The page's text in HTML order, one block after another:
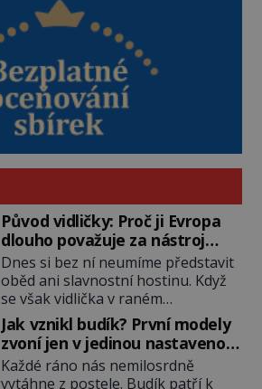
Původ vidličky: Proč ji Evropa
dlouho považuje za nástroj
samotného satana?
Dnes si bez ní neumíme představit
oběd ani slavnostní hostinu. Když
se však vidlička v raném
středověku objevuje na evropských
stolech, vzbuzuje pohoršení,
posměch i strach. Mnozí duchovní ji
označují za projev pýchy a
Jak vznikl budík? První modely
zvoní jen v jedinou nastavenou
hodinu
Každé ráno nás nemilosrdně
vytáhne z postele. Budík patří k